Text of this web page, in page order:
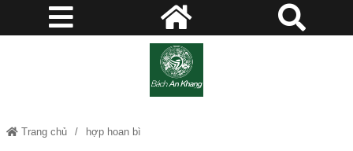
Trang chủ hợp hoan bì